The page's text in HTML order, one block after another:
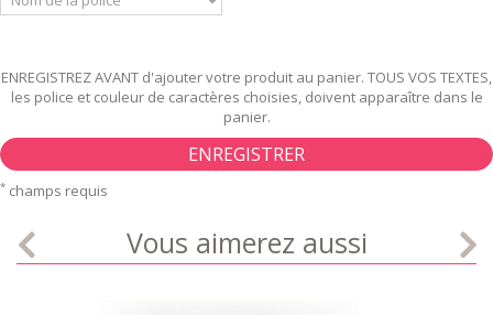
ENREGISTREZ AVANT d'ajouter votre produit au panier. TOUS VOS TEXTES,
les police et couleur de caractères choisies, doivent apparaître dans le
panier.
ENREGISTRER
* champs requis
Vous aimerez aussi